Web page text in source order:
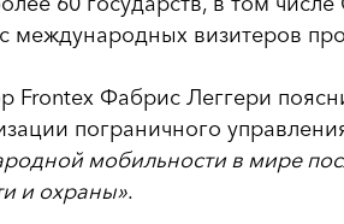
международных визитеров
Frontex Фабрис Леггери
пограничного
мобильности в мире
и охраны».